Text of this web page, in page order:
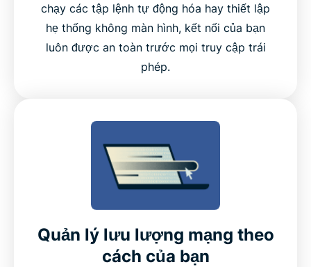
Raspberry Pi
Dùng thử ExpressVPN cho Raspberry Pi không lo
chạy các tập lệnh tự động hóa hay thiết lập
hẹ thống không màn hình, kết nối của bạn
luôn được an toàn trước mọi truy cập trái
phép.
Quản lý lưu lượng mạng theo
cách của bạn